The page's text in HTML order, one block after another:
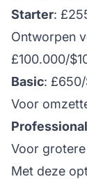
Starter:
Ontworpen
£100.000/
Basic:
Voor
Professional
Voor
Met deze